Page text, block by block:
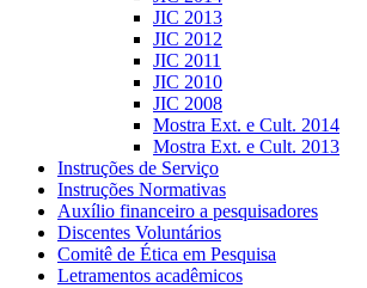
JIC 2013
JIC 2012
JIC 2011
JIC 2010
JIC 2008
Mostra Ext. e Cult. 2014
Mostra Ext. e Cult. 2013
Instruções de Serviço
Instruções Normativas
Auxílio financeiro a pesquisadores
Discentes Voluntários
Comitê de Ética em Pesquisa
Letramentos acadêmicos